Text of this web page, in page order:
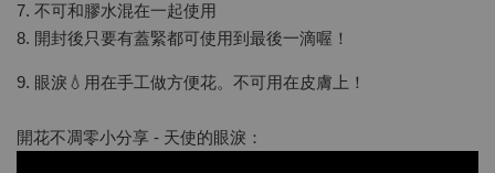
7. 不可和膠水混在一起使用
8. 開封後只要有蓋緊都可使用到最後一滴喔！
9. 眼淚💧用在手工做方便花。不可用在皮膚上！
開花不凋零小分享 - 天使的眼淚：